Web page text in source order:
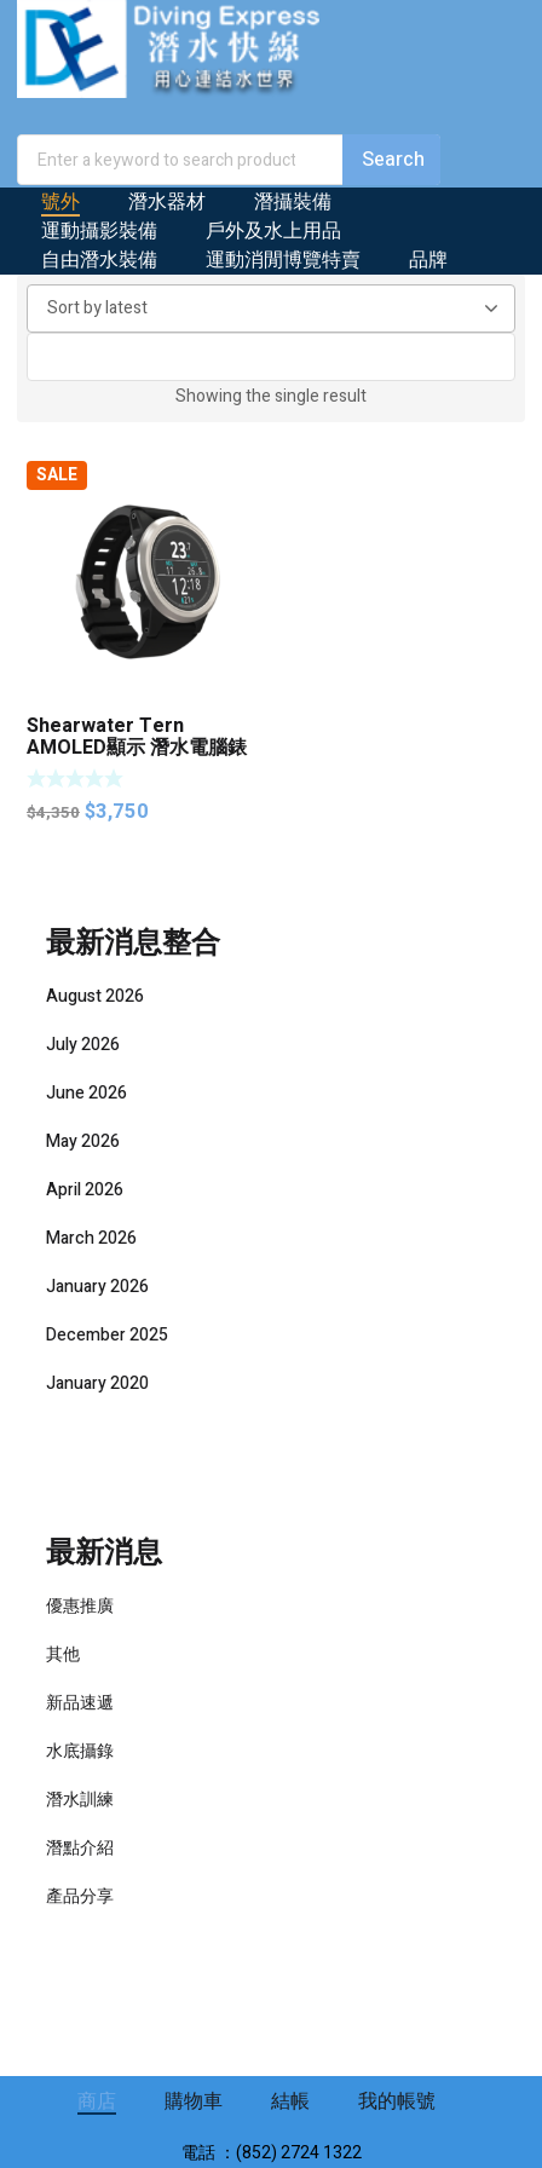
號外 潛水器材
潛攝裝備
運動攝影裝備
戶外及水上用品
自由潛水裝備
運動消閒博覽特賣 品牌
Showing the single result
SALE
Shearwater Tern
AMOLED顯示 潛水電腦錶
$4,350 Original
$3,750
最新消息整合
August 2026
July 2026
June 2026
May 2026
April 2026
March 2026
January 2026
December 2025
January 2020
最新消息
優惠推廣
其他
新品速遞
水底攝錄
潛水訓練
潛點介紹
產品分享
商店 購物車 結帳 我的帳號
電話 ：(852) 2724 1322